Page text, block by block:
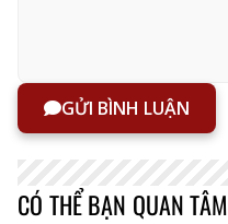
GỬI BÌNH LUẬN
CÓ THỂ BẠN QUAN TÂM